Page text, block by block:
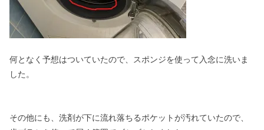
何となく予想はついていたので、スポンジを使って入念に洗いま
した。
その他にも、洗剤が下に流れ落ちるポケットが汚れていたので、